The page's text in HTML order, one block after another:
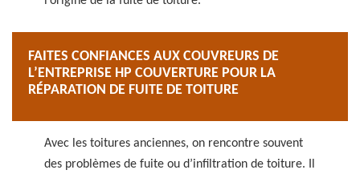
FAITES CONFIANCES AUX COUVREURS DE
L’ENTREPRISE HP COUVERTURE POUR LA
RÉPARATION DE FUITE DE TOITURE
Avec les toitures anciennes, on rencontre souvent
des problèmes de fuite ou d’infiltration de toiture. Il